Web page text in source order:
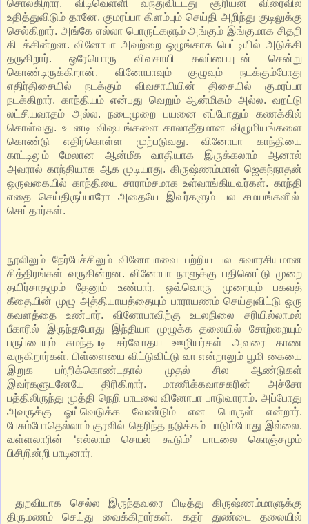
சொல்கிறார். விடிவெள்ளி வந்துவிட்டது சூரியன் விரைவில்
உதித்துவிடும் தானே. குமரப்பா கிளம்பும் செய்தி அறிந்து குடிலுக்கு
செல்கிறார். அங்கே எல்லா பொருட்களும் அங்கும் இங்குமாக சிதறி
கிடக்கின்றன. வினோபா அவற்றை ஒழுங்காக பெட்டியில் அடுக்கி
தருகிறார். ஒரேயொரு விவசாயி கலப்பையுடன் சென்று
கொண்டிருக்கிறான். வினோபாவும் குழுவும் நடக்கும்போது
எதிர்திசையில் நடக்கும் விவசாயியின் திசையில் குமரப்பா
நடக்கிறார். காந்தியம் என்பது வெறும் ஆன்மிகம் அல்ல. வறட்டு
லட்சியவாதம் அல்ல. நடைமுறை பயனை எப்போதும் கணக்கில்
கொள்வது. உடனடி விஷயங்களை காலாதீதமான விழுமியங்களை
கொண்டு எதிர்கொள்ள முற்படுவது. வினோபா காந்தியை
காட்டிலும் மேலான ஆன்மீக வாதியாக இருக்கலாம் ஆனால்
அவரால் காந்தியாக ஆக முடியாது. கிருஷ்ணம்மாள் ஜெகந்நாதன்
ஒருவகையில் காந்தியை சாராம்சமாக உள்வாங்கியவர்கள். காந்தி
எதை செய்திருப்பாரோ அதையே இவர்களும் பல சமயங்களில்
செய்தார்கள்.
நூலிலும் நேர்பேச்சிலும் வினோபாவை பற்றிய பல சுவாரசியமான
சித்திரங்கள் வருகின்றன. வினோபா நாளுக்கு பதினெட்டு முறை
தயிர்சாதமும் தேனும் உண்பார். ஒவ்வொரு முறையும் பகவத்
கீதையின் முழு அத்தியாயத்தையும் பாராயணம் செய்துவிட்டு ஒரு
கவளத்தை உண்பார். வினோபாவிற்கு உடலநிலை சரியில்லாமல்
பீகாரில் இருந்தபோது இந்தியா முழுக்க தலையில் சோற்றையும்
பருப்பையும் சுமந்தபடி சர்வோதய ஊழியர்கள் அவரை காண
வருகிறார்கள். பிள்ளையை விட்டுவிட்டு வா என்றாலும் பூமி கையை
இறுக பற்றிக்கொண்டதால் முதல் சில ஆண்டுகள்
இவர்களுடனேயே திரிகிறார். மாணிக்கவாசகரின் அச்சோ
பத்திலிருந்து முத்தி நெறி பாடலை வினோபா பாடுவாராம். அப்போது
அவருக்கு ஓய்வெடுக்க வேண்டும் என பொருள் என்றார்.
பேசும்போதெல்லாம் குரலில் தெரிந்த நடுக்கம் பாடும்போது இல்லை.
வள்ளலாரின் ‘எல்லாம் செயல் கூடும்’ பாடலை கொஞ்சமும்
பிசிறின்றி பாடினார்.
துறவியாக செல்ல இருந்தவரை பிடித்து கிருஷ்ணம்மாளுக்கு
திருமணம் செய்து வைக்கிறார்கள். கதர் துண்டை தலையில்